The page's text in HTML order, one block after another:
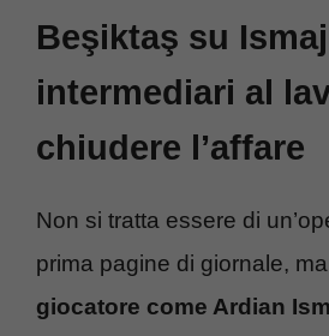
Beşiktaş su
intermediari al
chiudere l’affare
Non si tratta essere di
prima pagine di giornale, ma
giocatore come Ardian